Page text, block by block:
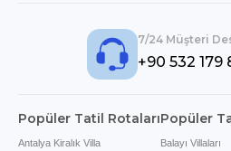
7/24 Müşteri
+90 532 179
Popüler Tatil Rotaları
Antalya Kiralık Villa
Popüler
Balayı Villaları